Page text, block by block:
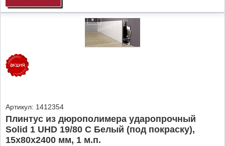
Артикул: 1412354
Плинтус из дюрополимера ударопрочный
Solid 1 UHD 19/80 C Белый (под покраску),
15х80х2400 мм, 1 м.п.